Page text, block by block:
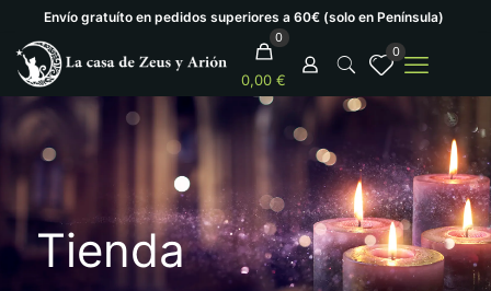
Envío gratuíto en pedidos superiores a 60€ (solo en Península)
0
0,00 €
0
Tienda